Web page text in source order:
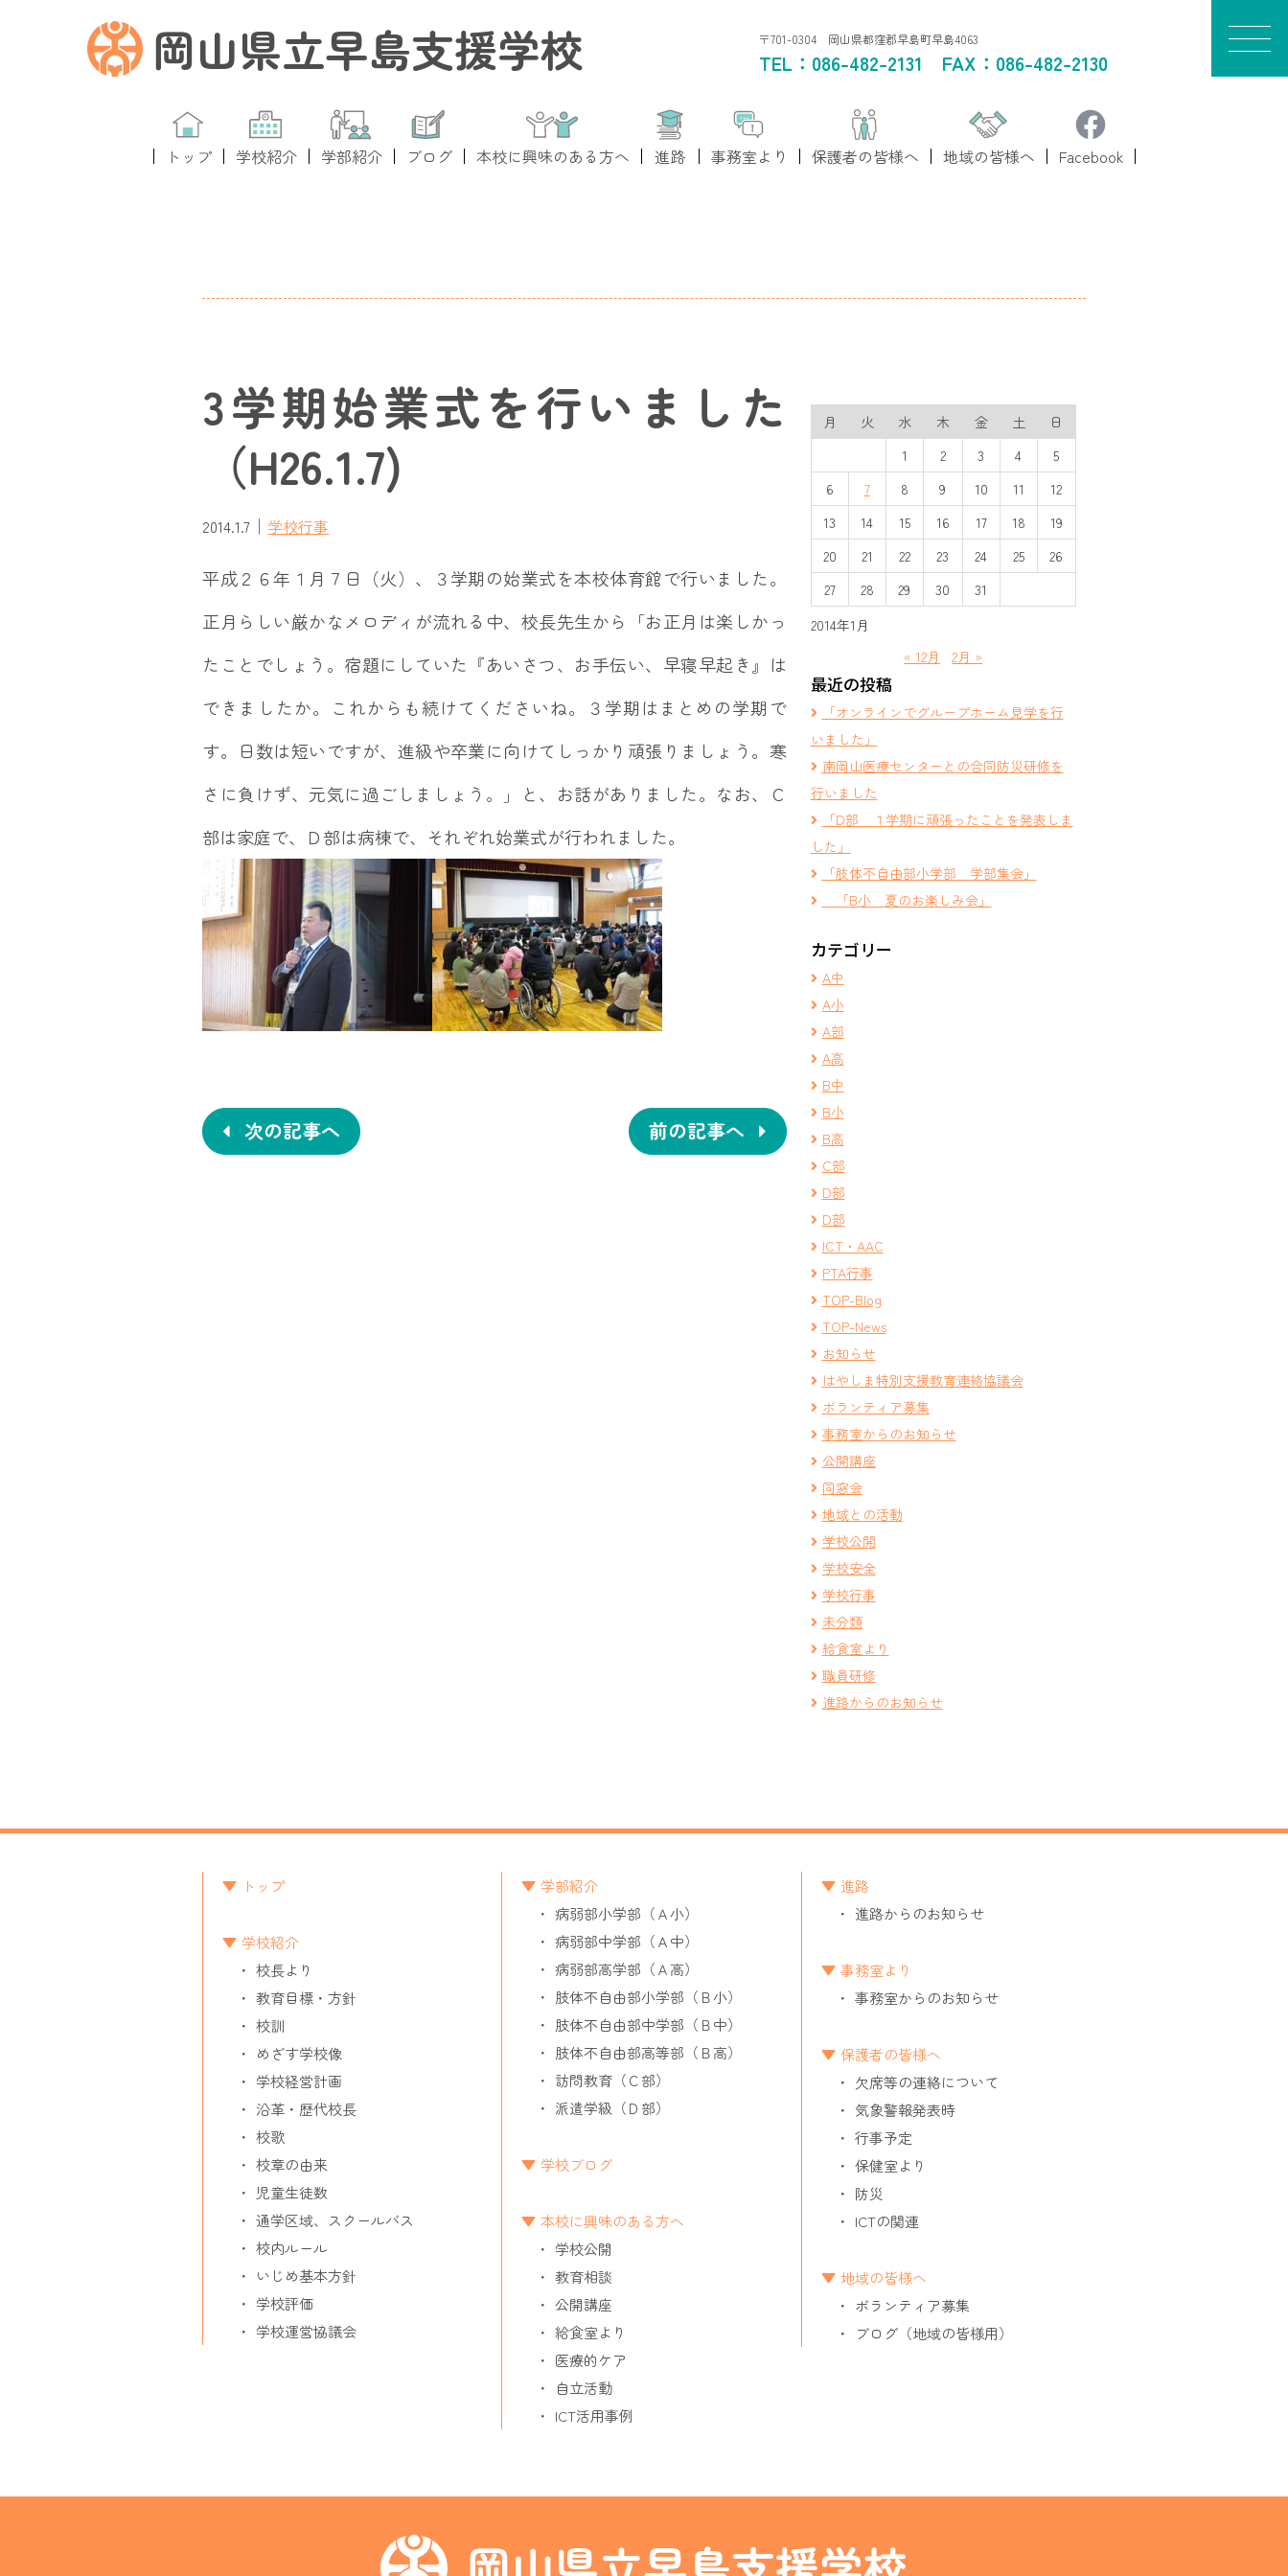
岡山県立早島支援学校 〒701-0304 岡山県都窪郡早島町早島4063
TEL： 086-482-2131 FAX：086-482-2130
トップ 学校紹介 学部紹介 ブログ 本校に興味のある方へ 進路 事務室より 保護者の皆様へ 地域の皆様へ Facebook
3学期始業式を行いました
（H26.1.7)
2014.1.7 ｜ 学校行事
平成２６年１月７日（火）、３学期の始業式を本校体育館で行いました。
正月らしい厳かなメロディが流れる中、校長先生から「お正月は楽しかっ
たことでしょう。宿題にしていた『あいさつ、お手伝い、早寝早起き』は
できましたか。これからも続けてくださいね。３学期はまとめの学期で
す。日数は短いですが、進級や卒業に向けてしっかり頑張りましょう。寒
さに負けず、元気に過ごしましょう。」と、お話がありました。なお、Ｃ
部は家庭で、Ｄ部は病棟で、それぞれ始業式が行われました。
稿
ナ 前の記事へ
次の記事へ
2014年1月
月 火 水 木 金 土
日
1
2 3 4
5
6
7 8 9 10 11
12
13
14 15 16 17 18
19
20
21 22 23 24 25
26
27
28 29 30 31
« 12月 2月 »
最近の投稿
「オンラインでグループホーム見学を行
いました」
南岡山医療センターとの合同防災研修を
行いました
「D部 １学期に頑張ったことを発表しま
した」
「肢体不自由部小学部 学部集会」
「B小 夏のお楽しみ会」
カテゴリー
A中
A小
A部
A高
B中
B小
B高
C部
D部
D部
ICT・AAC
PTA行事
TOP-Blog
TOP-News
お知らせ
はやしま特別支援教育連絡協議会
ボランティア募集
事務室からのお知らせ
公開講座
同窓会
地域との活動
学校公開
学校安全
学校行事
未分類
給食室より
職員研修
進路からのお知らせ
トップ
学校紹介
校長より
教育目標・方針
校訓
めざす学校像
学校経営計画
沿革・歴代校長
校歌
校章の由来
児童生徒数
通学区域、スクールバス
校内ルール
いじめ基本方針
学校評価
学校運営協議会
学部紹介
病弱部小学部（Ａ小）
病弱部中学部（Ａ中）
病弱部高学部（Ａ高）
肢体不自由部小学部（Ｂ小）
肢体不自由部中学部（Ｂ中）
肢体不自由部高等部（Ｂ高）
訪問教育（Ｃ部）
派遣学級（Ｄ部）
学校ブログ
本校に興味のある方へ
学校公開
教育相談
公開講座
給食室より
医療的ケア
自立活動
ICT活用事例
進路
進路からのお知らせ
事務室より
事務室からのお知らせ
保護者の皆様へ
欠席等の連絡について
気象警報発表時
行事予定
保健室より
防災
ICTの関連
地域の皆様へ
ボランティア募集
ブログ（地域の皆様用）